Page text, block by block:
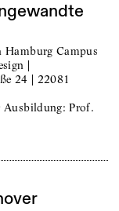
Hamburg Campus
|
24 | 22081
Ausbildung: Prof.